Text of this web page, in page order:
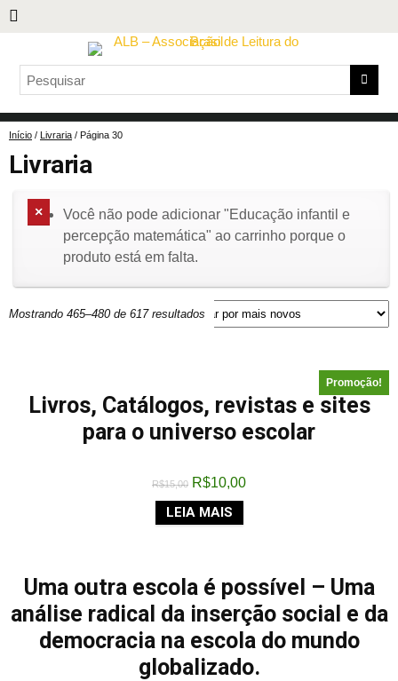
Início / Livraria / Página 30
Livraria
Você não pode adicionar "Educação infantil e
percepção matemática" ao carrinho porque o
produto está em falta.
Mostrando 465–480 de 617 resultados
Promoção!
Livros, Catálogos, revistas e sites
para o universo escolar
R$15,00 R$10,00
LEIA MAIS
Uma outra escola é possível – Uma
análise radical da inserção social e da
democracia na escola do mundo
globalizado.